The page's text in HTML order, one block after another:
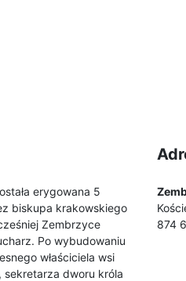
erygowana 5
biskupa krakowskiego
Zembrzyce
Po wybudowaniu
właściciela wsi
dworu króla
874